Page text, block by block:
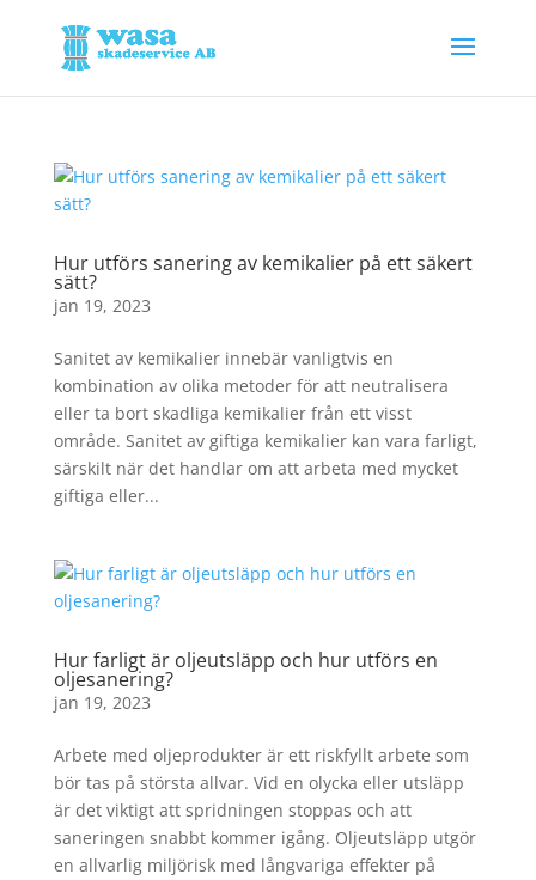
Hur utförs sanering av kemikalier på ett säkert
sätt?
jan 19, 2023
Sanitet av kemikalier innebär vanligtvis en
kombination av olika metoder för att neutralisera
eller ta bort skadliga kemikalier från ett visst
område. Sanitet av giftiga kemikalier kan vara farligt,
särskilt när det handlar om att arbeta med mycket
giftiga eller...
Hur farligt är oljeutsläpp och hur utförs en
oljesanering?
jan 19, 2023
Arbete med oljeprodukter är ett riskfyllt arbete som
bör tas på största allvar. Vid en olycka eller utsläpp
är det viktigt att spridningen stoppas och att
saneringen snabbt kommer igång. Oljeutsläpp utgör
en allvarlig miljörisk med långvariga effekter på